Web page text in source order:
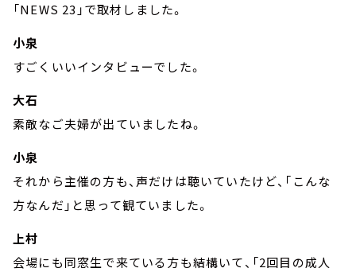
「NEWS 23」で取材しました。
小泉
すごくいいインタビューでした。
大石
素敵なご夫婦が出ていましたね。
小泉
それから主催の方も、声だけは聴いていたけど、「こんな
方なんだ」と思って観ていました。
上村
会場にも同窓生で来ている方も結構いて、「2回目の成人